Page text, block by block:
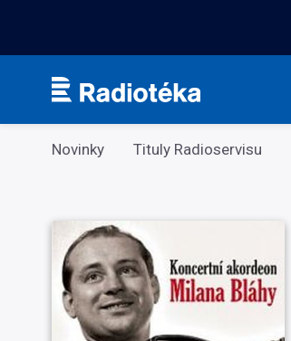
Kategorie
Novinky Tituly Radioservisu